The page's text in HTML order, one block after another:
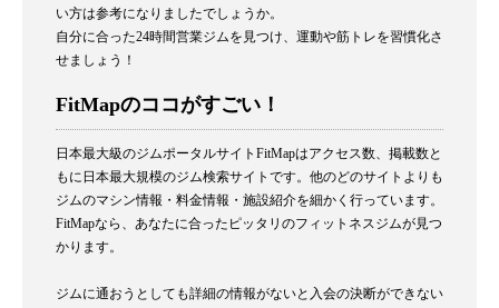
い方は参考になりましたでしょうか。
自分に合った24時間営業ジムを見つけ、運動や筋トレを習慣化さ
せましょう！
FitMapのココがすごい！
日本最大級のジムポータルサイトFitMapはアクセス数、掲載数と
もに日本最大規模のジム検索サイトです。他のどのサイトよりも
ジムのマシン情報・料金情報・施設紹介を細かく行っています。
FitMapなら、あなたに合ったピッタリのフィットネスジムが見つ
かります。
ジムに通おうとしても詳細の情報がないと入会の決断ができない